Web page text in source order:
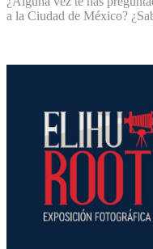
a la Ciudad de México?